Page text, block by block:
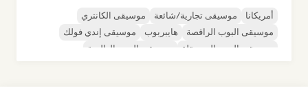
أمريكانا موسيقى تجارية/شائعة
موسيقى الكانتري
موسيقى البوب الراقصة
هايبربوب
موسيقى إندي فولك
موسيقى البوب المستقلة
موسيقى البوب العالمية